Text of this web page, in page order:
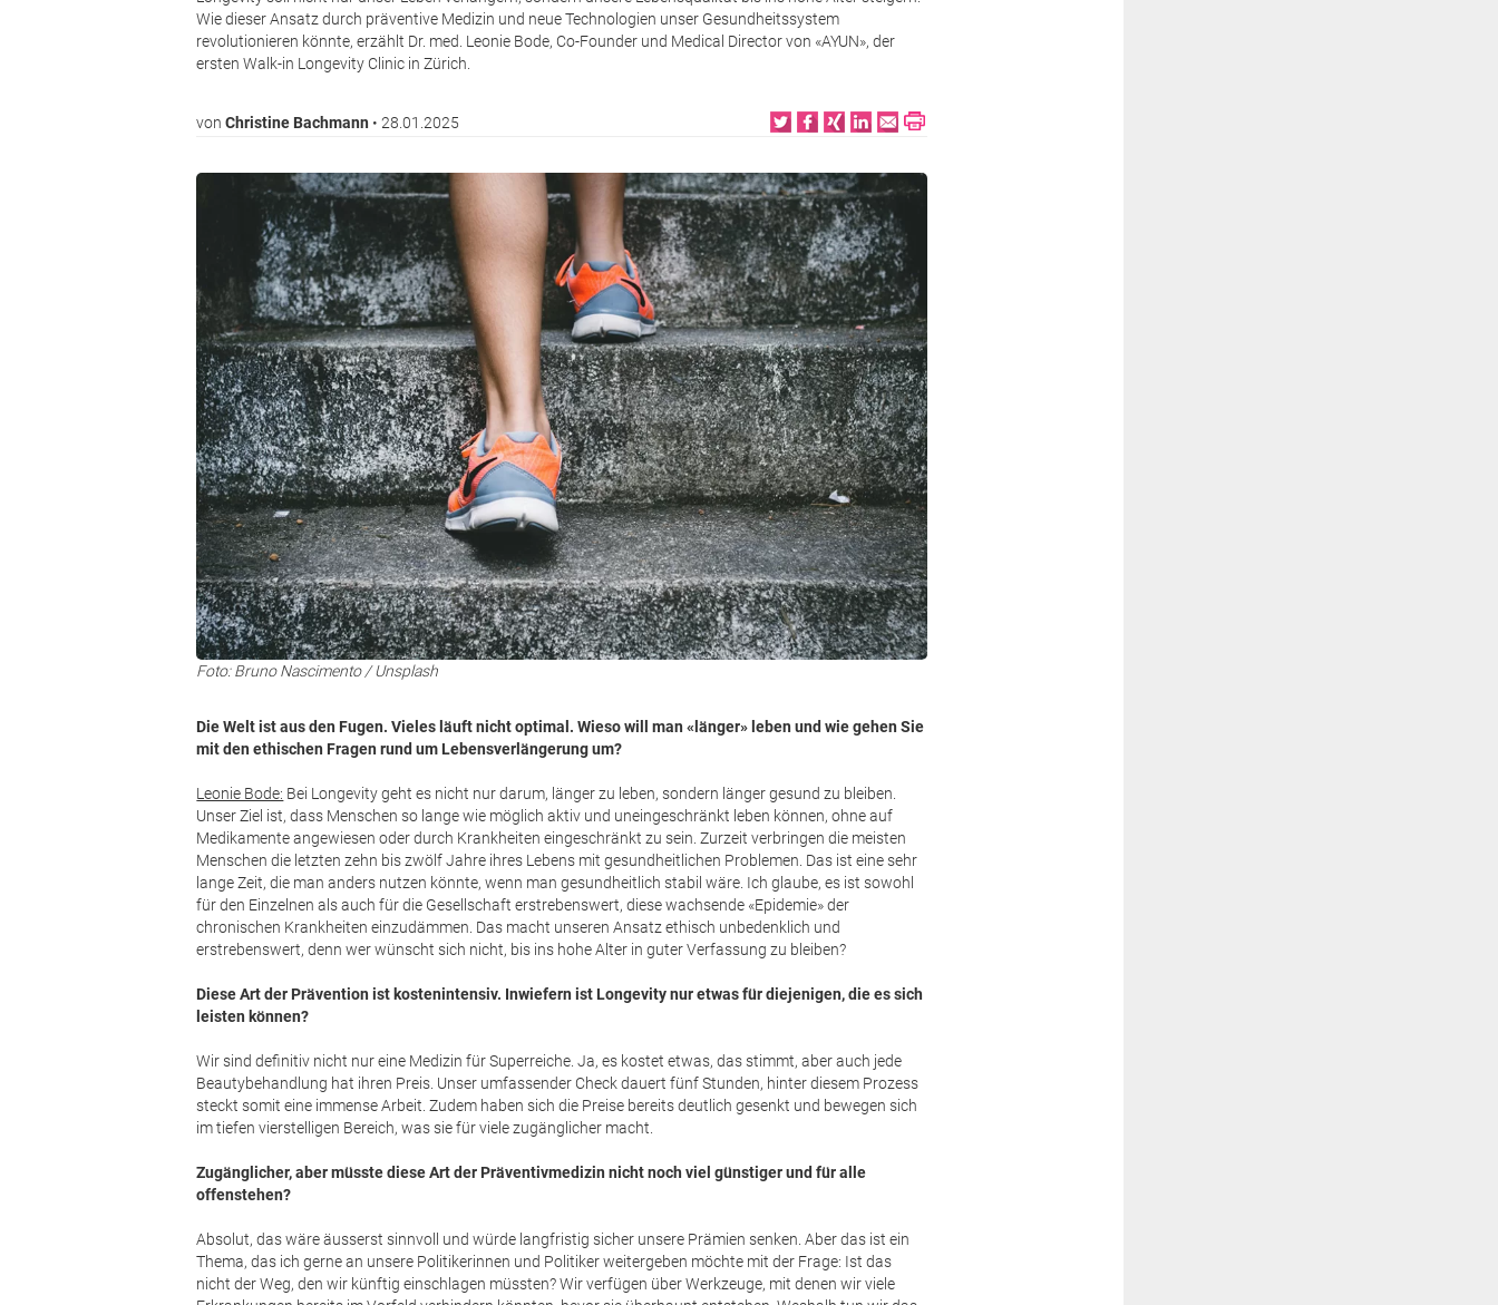
Wie dieser Ansatz durch präventive Medizin und neue Technologien unser Gesundheitssystem
revolutionieren könnte, erzählt Dr. med. Leonie Bode, Co-Founder und Medical Director von «AYUN», der
ersten Walk-in Longevity Clinic in Zürich.
vonChristine Bachmann •28.01.2025
Bild
Foto: Bruno Nascimento / Unsplash
Die Welt ist aus den Fugen. Vieles läuft nicht optimal. Wieso will man «länger» leben und wie gehen Sie
mit den ethischen Fragen rund um Lebensverlängerung um?
Leonie Bode: Bei Longevity geht es nicht nur darum, länger zu leben, sondern länger gesund zu bleiben.
Unser Ziel ist, dass Menschen so lange wie möglich aktiv und uneingeschränkt leben können, ohne auf
Medikamente angewiesen oder durch Krankheiten eingeschränkt zu sein. Zurzeit verbringen die meisten
Menschen die letzten zehn bis zwölf Jahre ihres Lebens mit gesundheitlichen Problemen. Das ist eine sehr
lange Zeit, die man anders nutzen könnte, wenn man gesundheitlich stabil wäre. Ich glaube, es ist sowohl
für den Einzelnen als auch für die Gesellschaft erstrebenswert, diese wachsende «Epidemie» der
chronischen Krankheiten einzudämmen. Das macht unseren Ansatz ethisch unbedenklich und
erstrebenswert, denn wer wünscht sich nicht, bis ins hohe Alter in guter Verfassung zu bleiben?
Diese Art der Prävention ist kostenintensiv. Inwiefern ist Longevity nur etwas für diejenigen, die es sich
leisten können?
Wir sind definitiv nicht nur eine Medizin für Superreiche. Ja, es kostet etwas, das stimmt, aber auch jede
Beautybehandlung hat ihren Preis. Unser umfassender Check dauert fünf Stunden, hinter diesem Prozess
steckt somit eine immense Arbeit. Zudem haben sich die Preise bereits deutlich gesenkt und bewegen sich
im tiefen vierstelligen Bereich, was sie für viele zugänglicher macht.
Zugänglicher, aber müsste diese Art der Präventivmedizin nicht noch viel günstiger und für alle
offenstehen?
Absolut, das wäre äusserst sinnvoll und würde langfristig sicher unsere Prämien senken. Aber das ist ein
Thema, das ich gerne an unsere Politikerinnen und Politiker weitergeben möchte mit der Frage: Ist das
nicht der Weg, den wir künftig einschlagen müssten? Wir verfügen über Werkzeuge, mit denen wir viele